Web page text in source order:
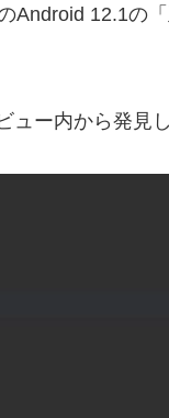
Android 12.1の
ー内から発見